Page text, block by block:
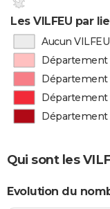
Les VILFEU par
Aucun
Département
Département
Département
Département
Qui sont les
Evolution du